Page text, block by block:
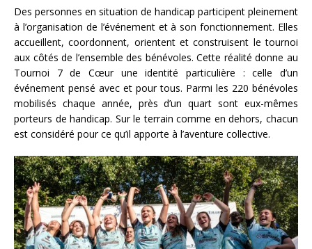
Des personnes en situation de handicap participent pleinement
à l’organisation de l’événement et à son fonctionnement. Elles
accueillent, coordonnent, orientent et construisent le tournoi
aux côtés de l’ensemble des bénévoles. Cette réalité donne au
Tournoi 7 de Cœur une identité particulière : celle d’un
événement pensé avec et pour tous. Parmi les 220 bénévoles
mobilisés chaque année, près d’un quart sont eux-mêmes
porteurs de handicap. Sur le terrain comme en dehors, chacun
est considéré pour ce qu’il apporte à l’aventure collective.